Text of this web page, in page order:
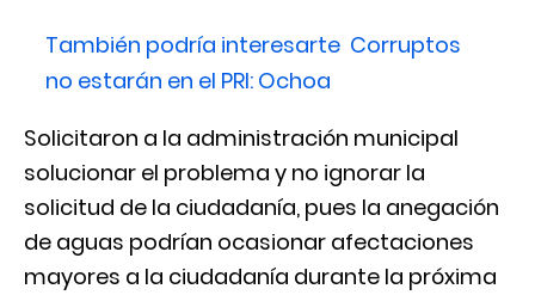
También podría interesarte Corruptos
no estarán en el PRI: Ochoa
Solicitaron a la administración municipal
solucionar el problema y no ignorar la
solicitud de la ciudadanía, pues la anegación
de aguas podrían ocasionar afectaciones
mayores a la ciudadanía durante la próxima